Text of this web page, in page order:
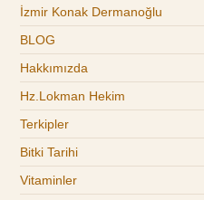
İzmir Konak Dermanoğlu
BLOG
Hakkımızda
Hz.Lokman Hekim
Terkipler
Bitki Tarihi
Vitaminler